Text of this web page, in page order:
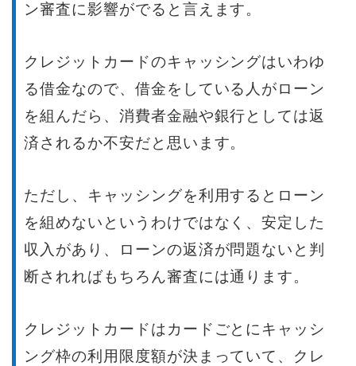
ン審査に影響がでると言えます。
クレジットカードのキャッシングはいわゆ
る借金なので、借金をしている人がローン
を組んだら、消費者金融や銀行としては返
済されるか不安だと思います。
ただし、キャッシングを利用するとローン
を組めないというわけではなく、安定した
収入があり、ローンの返済が問題ないと判
断されればもちろん審査には通ります。
クレジットカードはカードごとにキャッシ
ング枠の利用限度額が決まっていて、クレ